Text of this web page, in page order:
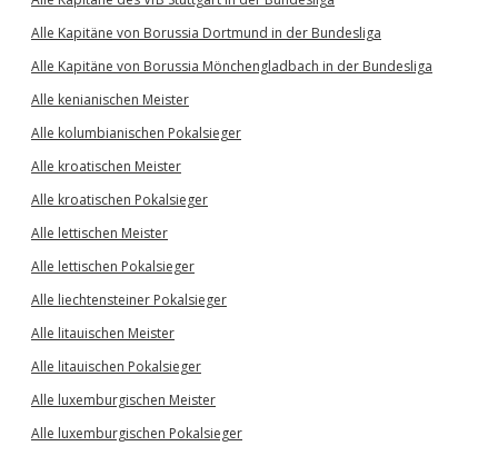
Alle Kapitäne von Borussia Dortmund in der Bundesliga
Alle Kapitäne von Borussia Mönchengladbach in der Bundesliga
Alle kenianischen Meister
Alle kolumbianischen Pokalsieger
Alle kroatischen Meister
Alle kroatischen Pokalsieger
Alle lettischen Meister
Alle lettischen Pokalsieger
Alle liechtensteiner Pokalsieger
Alle litauischen Meister
Alle litauischen Pokalsieger
Alle luxemburgischen Meister
Alle luxemburgischen Pokalsieger